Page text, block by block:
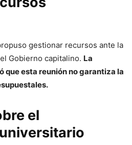
gestionar recursos ante la
Gobierno capitalino. La
que esta reunión no garantiza la
el